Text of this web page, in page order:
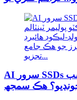
AI سرور SSDs لاءِ سڀ کان وڌيڪ مناسب PLP